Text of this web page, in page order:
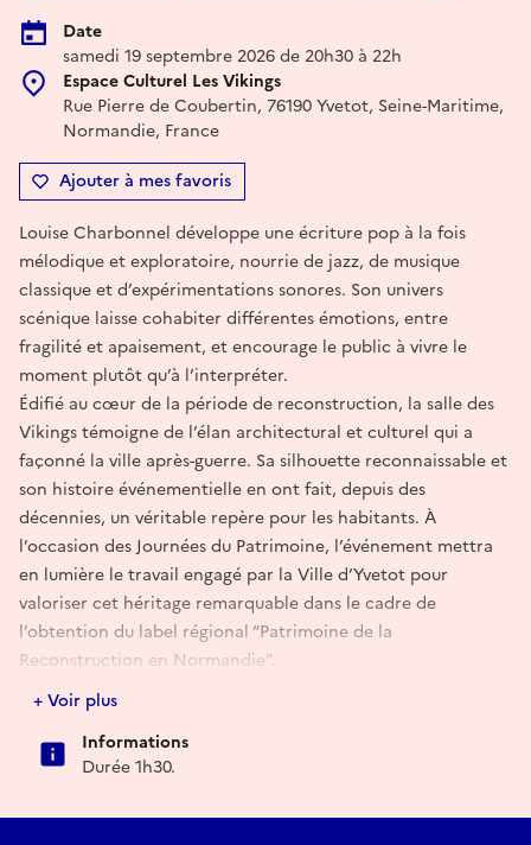
Date
samedi 19 septembre 2026 de 20h30 à 22h
Espace Culturel Les Vikings
Rue Pierre de Coubertin, 76190 Yvetot, Seine-Maritime,
Normandie, France
Ajouter à mes favoris
Louise Charbonnel développe une écriture pop à la fois
mélodique et exploratoire, nourrie de jazz, de musique
classique et d’expérimentations sonores. Son univers
scénique laisse cohabiter différentes émotions, entre
fragilité et apaisement, et encourage le public à vivre le
moment plutôt qu’à l’interpréter.
Édifié au cœur de la période de reconstruction, la salle des
Vikings témoigne de l’élan architectural et culturel qui a
façonné la ville après-guerre. Sa silhouette reconnaissable et
son histoire événementielle en ont fait, depuis des
décennies, un véritable repère pour les habitants. À
l’occasion des Journées du Patrimoine, l’événement mettra
en lumière le travail engagé par la Ville d’Yvetot pour
valoriser cet héritage remarquable dans le cadre de
l’obtention du label régional “Patrimoine de la
Reconstruction en Normandie”.
Nés en 2021, les Concerts YN’Patrimoine sont le fruit d’un
partenariat entre Yvetot Normandie Tourisme et
l’association La fée sonore. Ensemble, ils proposent des
+ Voir plus
Informations
Durée 1h30.